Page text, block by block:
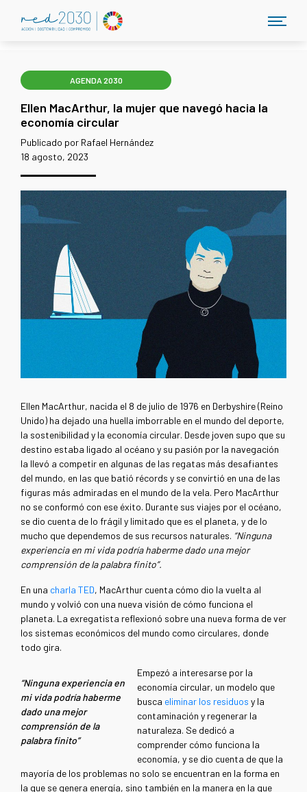
AGENDA 2030
Ellen MacArthur, la mujer que navegó hacia la
economía circular
Publicado por Rafael Hernández
18 agosto, 2023
Ellen MacArthur, nacida el 8 de julio de 1976 en Derbyshire (Reino
Unido) ha dejado una huella imborrable en el mundo del deporte,
la sostenibilidad y la economía circular. Desde joven supo que su
destino estaba ligado al océano y su pasión por la navegación
la llevó a competir en algunas de las regatas más desafiantes
del mundo, en las que batió récords y se convirtió en una de las
figuras más admiradas en el mundo de la vela. Pero MacArthur
no se conformó con ese éxito. Durante sus viajes por el océano,
se dio cuenta de lo frágil y limitado que es el planeta, y de lo
mucho que dependemos de sus recursos naturales. “Ninguna
experiencia en mi vida podría haberme dado una mejor
comprensión de la palabra finito”.
En una charla TED, MacArthur cuenta cómo dio la vuelta al
mundo y volvió con una nueva visión de cómo funciona el
planeta. La exregatista reflexionó sobre una nueva forma de ver
los sistemas económicos del mundo como circulares, donde
todo gira.
“Ninguna experiencia en
mi vida podría haberme
dado una mejor
comprensión de la
palabra finito”
Empezó a interesarse por la
economía circular, un modelo que
busca eliminar los residuos y la
contaminación y regenerar la
naturaleza. Se dedicó a
comprender cómo funciona la
economía, y se dio cuenta de que la
mayoría de los problemas no solo se encuentran en la forma en
la que se genera energía, sino también en la manera en la que